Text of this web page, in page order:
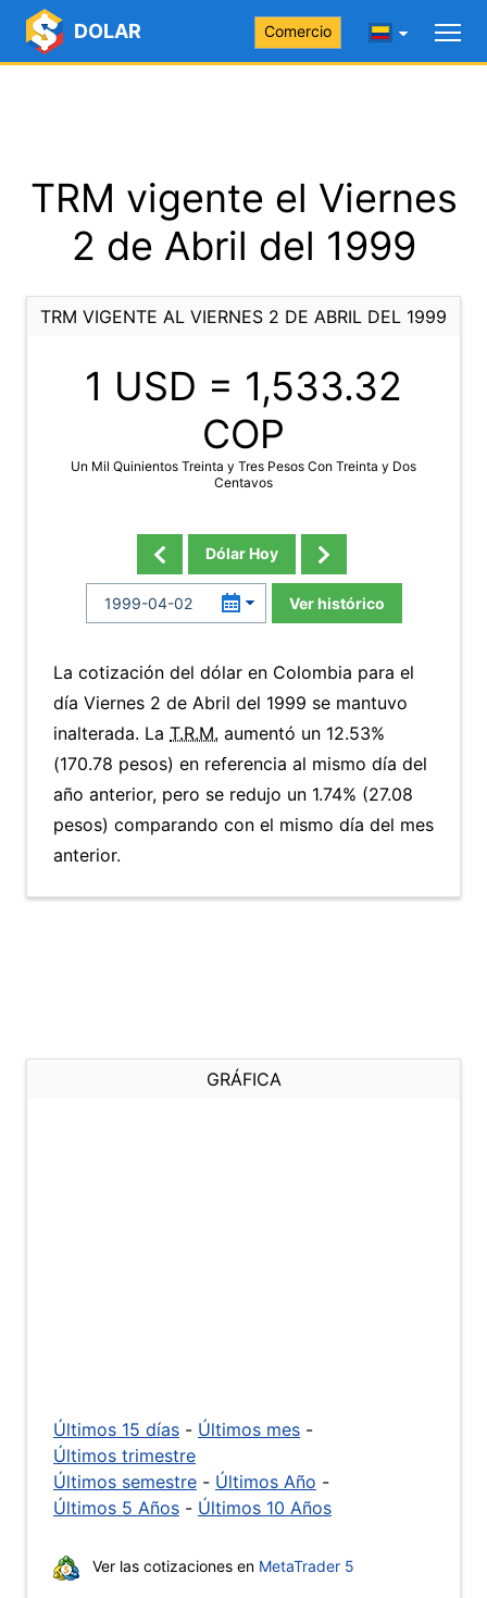
DOLAR Comercio
TRM vigente el Viernes
2 de Abril del 1999
TRM VIGENTE AL VIERNES 2 DE ABRIL DEL 1999
1 USD = 1,533.32
COP
Un Mil Quinientos Treinta y Tres Pesos Con Treinta y Dos
Centavos
Dólar Hoy
Ver histórico
La cotización del dólar en Colombia para el
día Viernes 2 de Abril del 1999 se mantuvo
inalterada. La T.R.M. aumentó un 12.53%
(170.78 pesos) en referencia al mismo día del
año anterior, pero se redujo un 1.74% (27.08
pesos) comparando con el mismo día del mes
anterior.
GRÁFICA
Últimos 15 días - Últimos mes -
Últimos trimestre
Últimos semestre - Últimos Año -
Últimos 5 Años - Últimos 10 Años
Ver las cotizaciones en MetaTrader 5